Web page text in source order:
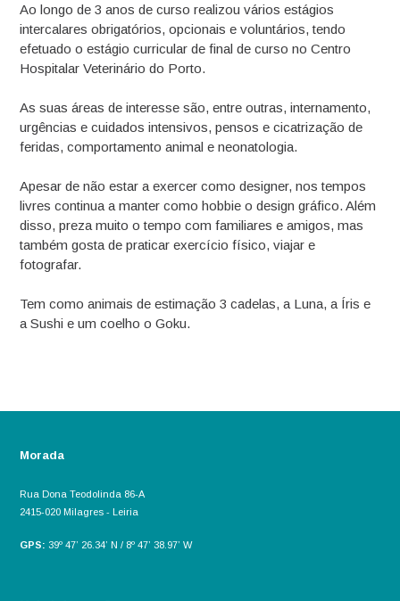
Ao longo de 3 anos de curso realizou vários estágios
intercalares obrigatórios, opcionais e voluntários, tendo
efetuado o estágio curricular de final de curso no Centro
Hospitalar Veterinário do Porto.
As suas áreas de interesse são, entre outras, internamento,
urgências e cuidados intensivos, pensos e cicatrização de
feridas, comportamento animal e neonatologia.
Apesar de não estar a exercer como designer, nos tempos
livres continua a manter como hobbie o design gráfico. Além
disso, preza muito o tempo com familiares e amigos, mas
também gosta de praticar exercício físico, viajar e
fotografar.
Tem como animais de estimação 3 cadelas, a Luna, a Íris e
a Sushi e um coelho o Goku.
Morada
Rua Dona Teodolinda 86-A
2415-020 Milagres - Leiria
GPS: 39º 47’ 26.34’ N / 8º 47’ 38.97’ W